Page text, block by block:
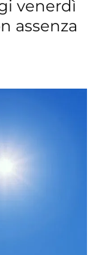
venerdì
assenza